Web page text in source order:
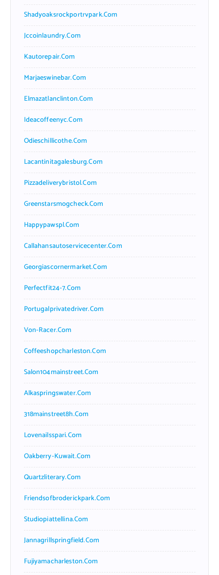
Shadyoaksrockportrvpark.com
Jccoinlaundry.com
Kautorepair.com
Marjaeswinebar.com
Elmazatlanclinton.com
Ideacoffeenyc.com
Odieschillicothe.com
Lacantinitagalesburg.com
Pizzadeliverybristol.com
Greenstarsmogcheck.com
Happypawspl.com
Callahansautoservicecenter.com
Georgiascornermarket.com
Perfectfit24-7.com
Portugalprivatedriver.com
Von-Racer.com
Coffeeshopcharleston.com
Salon104mainstreet.com
Alkaspringswater.com
318mainstreet8h.com
Lovenailsspari.com
Oakberry-Kuwait.com
Quartzliterary.com
Friendsofbroderickpark.com
Studiopiattellina.com
Jannagrillspringfield.com
Fujiyamacharleston.com